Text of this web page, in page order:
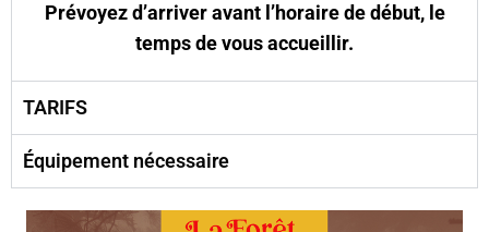
Prévoyez d’arriver avant l’horaire de début, le
temps de vous accueillir.
TARIFS
Équipement nécessaire